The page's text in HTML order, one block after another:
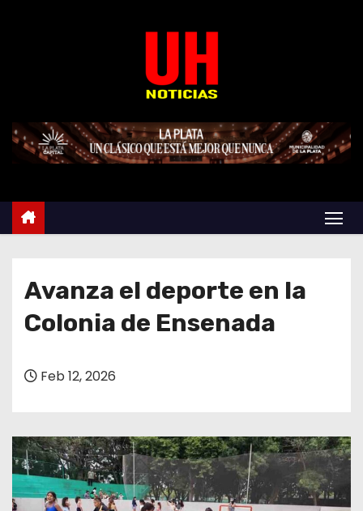
e
Avanza el deporte en la
Colonia de Ensenada
Feb 12, 2026